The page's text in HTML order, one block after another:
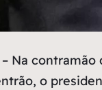
– Na
o